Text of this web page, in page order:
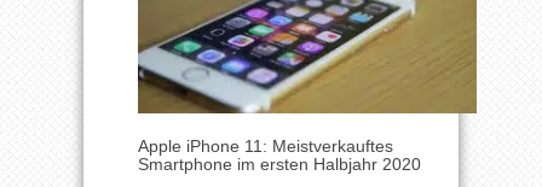
Apple iPhone 11: Meistverkauftes
Smartphone im ersten Halbjahr 2020